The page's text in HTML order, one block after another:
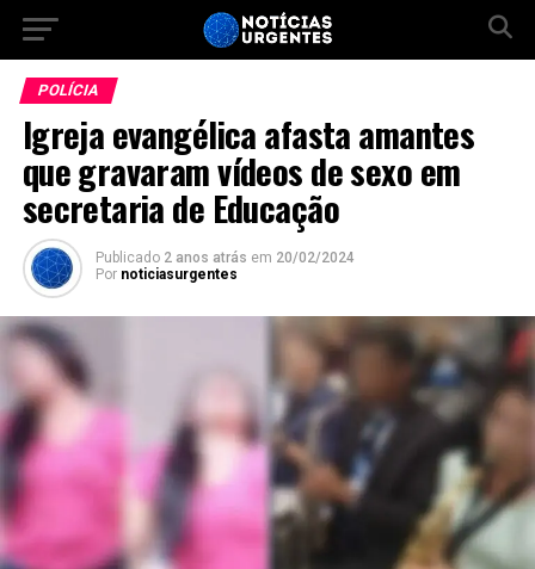
POLÍCIA
Igreja evangélica afasta amantes
que gravaram vídeos de sexo em
secretaria de Educação
Publicado 2 anos atrás em 20/02/2024
Por noticiasurgentes